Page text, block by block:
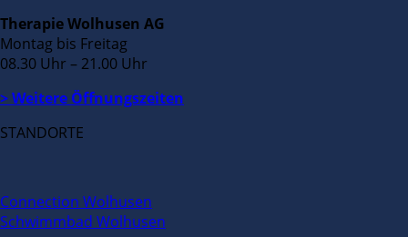
Therapie Wolhusen AG
Montag bis Freitag
08.30 Uhr – 21.00 Uhr
> Weitere Öffnungszeiten
STANDORTE
Connection Wolhusen
Schwimmbad Wolhusen